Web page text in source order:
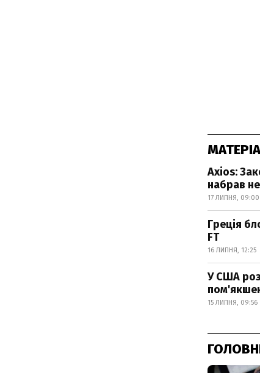
Axios:
набрав
17 ЛИПНЯ, 09:00
Греція
FT
16 ЛИПНЯ, 12:25
У США
15 ЛИПНЯ, 09:56